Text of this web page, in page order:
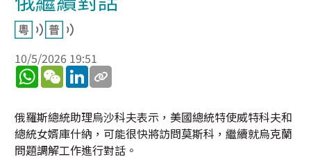
10/5/2026 19:51
WhatsApp
WeChatLinkedIn
俄羅斯總統助理烏沙科夫表示，美國總統特使威特科夫和
總統女婿庫什納，可能很快將訪問莫斯科，繼續就烏克蘭
問題調解工作進行對話。